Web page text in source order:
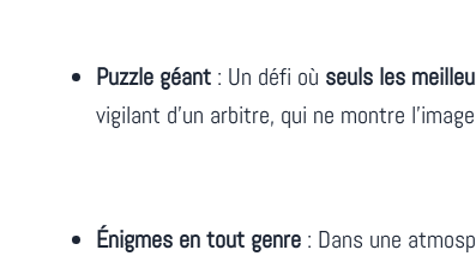
Puzzle géant : Un défi où seuls les
vigilant d’un arbitre, qui ne montre
Énigmes en tout genre : Dans une